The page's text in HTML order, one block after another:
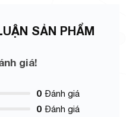
SẢN PHẨM
giá!
0 Đánh giá
0 Đánh giá